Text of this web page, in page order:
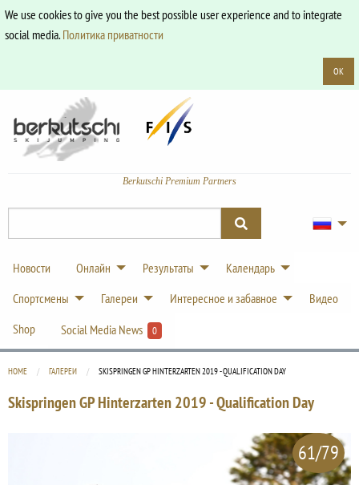
We use cookies to give you the best possible user experience and to integrate
social media.Политика приватности
OK
Berkutschi Premium Partners
Новости Онлайн Результаты
Календарь
Спортсмены
Галереи Интересное и забавное
Видео
Shop
Social Media News 0
HOME ГАЛЕРЕИ CURRENT:
SKISPRINGEN GP HINTERZARTEN 2019 - QUALIFICATION DAY
Skispringen GP Hinterzarten 2019 - Qualification Day
61/79